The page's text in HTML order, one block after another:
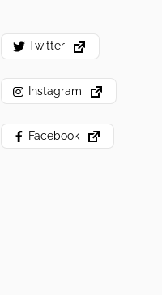
Twitter
Instagram
Facebook